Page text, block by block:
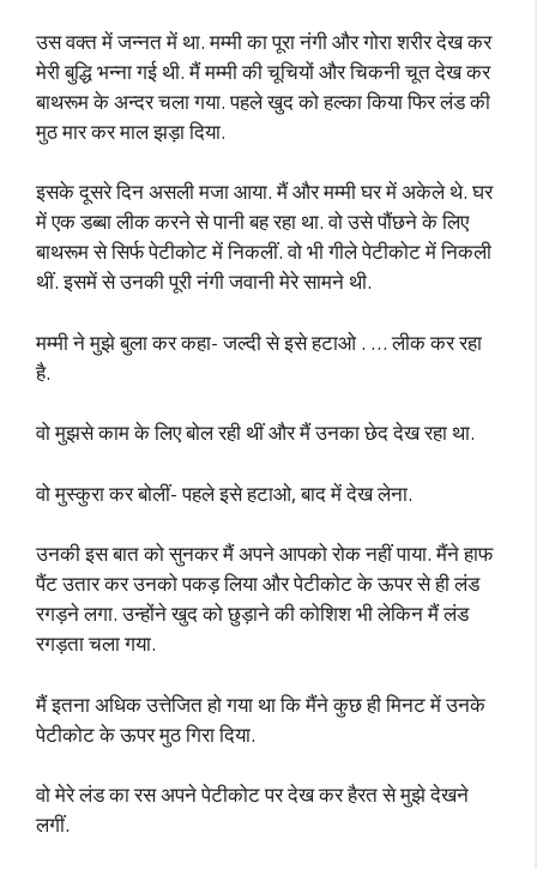
उस वक्त में जन्नत में था. मम्मी का पूरा नंगी और गोरा शरीर देख कर
मेरी बुद्धि भन्ना गई थी. मैं मम्मी की चूचियों और चिकनी चूत देख कर
बाथरूम के अन्दर चला गया. पहले खुद को हल्का किया फिर लंड की
मुठ मार कर माल झड़ा दिया.
इसके दूसरे दिन असली मजा आया. मैं और मम्मी घर में अकेले थे. घर
में एक डब्बा लीक करने से पानी बह रहा था. वो उसे पौंछने के लिए
बाथरूम से सिर्फ पेटीकोट में निकलीं. वो भी गीले पेटीकोट में निकली
थीं. इसमें से उनकी पूरी नंगी जवानी मेरे सामने थी.
मम्मी ने मुझे बुला कर कहा- जल्दी से इसे हटाओ . … लीक कर रहा
है.
वो मुझसे काम के लिए बोल रही थीं और मैं उनका छेद देख रहा था.
वो मुस्कुरा कर बोलीं- पहले इसे हटाओ, बाद में देख लेना.
उनकी इस बात को सुनकर मैं अपने आपको रोक नहीं पाया. मैंने हाफ
पैंट उतार कर उनको पकड़ लिया और पेटीकोट के ऊपर से ही लंड
रगड़ने लगा. उन्होंने खुद को छुड़ाने की कोशिश भी लेकिन मैं लंड
रगड़ता चला गया.
मैं इतना अधिक उत्तेजित हो गया था कि मैंने कुछ ही मिनट में उनके
पेटीकोट के ऊपर मुठ गिरा दिया.
वो मेरे लंड का रस अपने पेटीकोट पर देख कर हैरत से मुझे देखने
लगीं.